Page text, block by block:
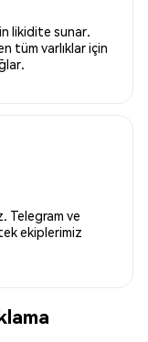
likidite sunar.
tüm varlıklar için
Telegram ve
ekiplerimiz